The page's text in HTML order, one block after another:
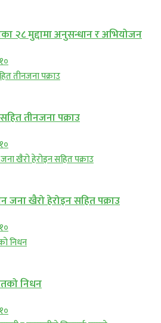
२८ मुद्दामा अनुसन्धान र अभियोजन
तीनजना पक्राउ
जना खैरो हेरोइन सहित पक्राउ
निधन